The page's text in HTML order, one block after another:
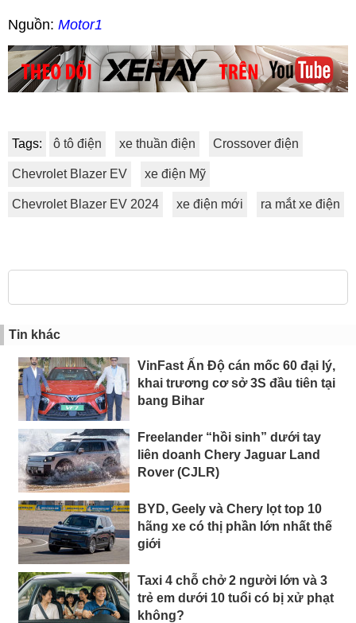
Nguồn: Motor1
Tags: ô tô điện xe thuần điện Crossover điện
Chevrolet Blazer EV xe điện Mỹ
Chevrolet Blazer EV 2024 xe điện mới ra mắt xe điện
Tin khác
VinFast Ấn Độ cán mốc 60 đại lý,
khai trương cơ sở 3S đầu tiên tại
bang Bihar
Freelander “hồi sinh” dưới tay
liên doanh Chery Jaguar Land
Rover (CJLR)
BYD, Geely và Chery lọt top 10
hãng xe có thị phần lớn nhất thế
giới
Taxi 4 chỗ chở 2 người lớn và 3
trẻ em dưới 10 tuổi có bị xử phạt
không?